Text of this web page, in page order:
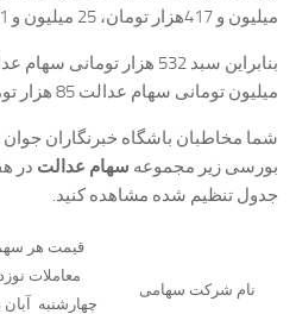
میلیون و 417هزار تومان، 25 میلیون و 271هزار تومان رسید.
میلیون تومانی سهام عدالت 85 هزار تومان در این هفته رشد کرد.
شما مخاطبان باشگاه خبرنگاران
بورسی زیر مجموعه سهام عدالت در
جدول تنظیم شده مشاهده کنید.
نام شرکت سهامی
قیمت هر
معاملات
چهارشنبه آبان